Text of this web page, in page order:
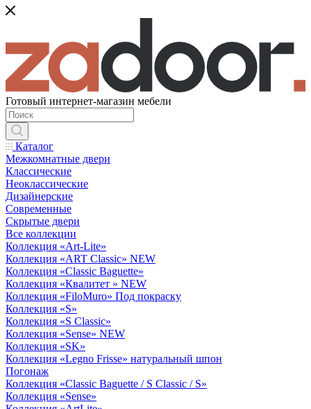
Готовый интернет-магазин мебели
Каталог
Межкомнатные двери
Классические
Неоклассические
Дизайнерские
Современные
Скрытые двери
Все коллекции
Коллекция «Art-Lite»
Коллекция «ART Classic» NEW
Коллекция «Classic Baguette»
Коллекция «Квалитет » NEW
Коллекция «FiloMuro» Под покраску
Коллекция «S»
Коллекция «S Classic»
Коллекция «Sense» NEW
Коллекция «SK»
Коллекция «Legno Frisse» натуральный шпон
Погонаж
Коллекция «Classic Baguette / S Classic / S»
Коллекция «Sense»